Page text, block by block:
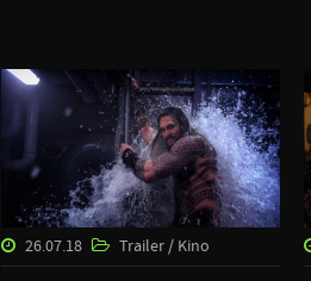
26.07.18 Trailer / Kino